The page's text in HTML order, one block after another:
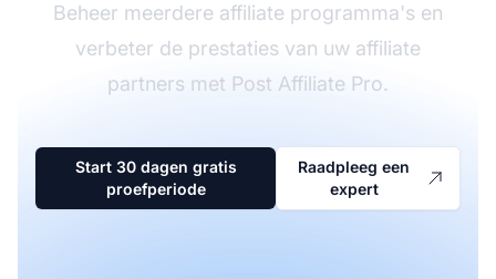
Beheer meerdere affiliate programma's en
verbeter de prestaties van uw affiliate
partners met Post Affiliate Pro.
Start 30 dagen gratis
proefperiode
Raadpleeg een
expert